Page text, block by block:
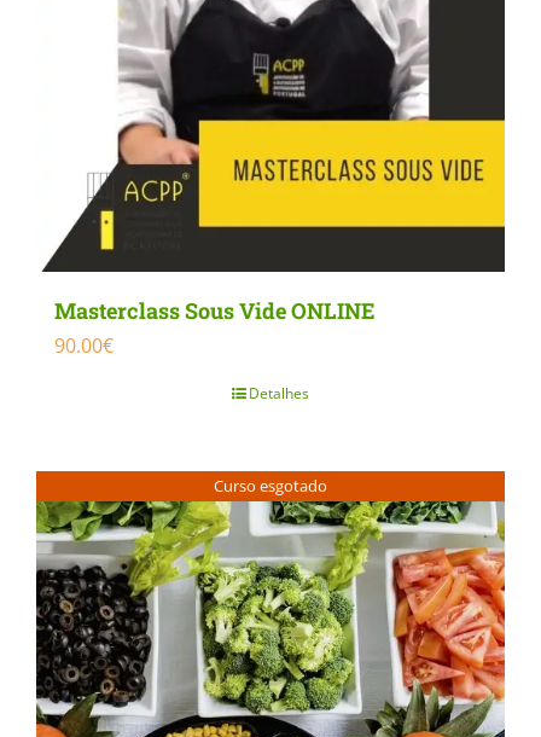
Masterclass Sous Vide ONLINE
90.00€
Detalhes
Curso esgotado